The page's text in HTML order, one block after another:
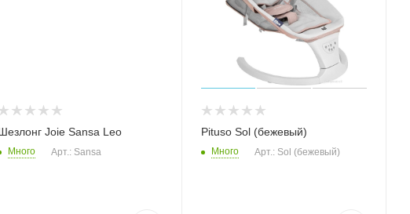
Joie Sansa Leo
Много Арт.: Sansa
Pituso Sol (бежевый)
Много Арт.: Sol (бежевый)